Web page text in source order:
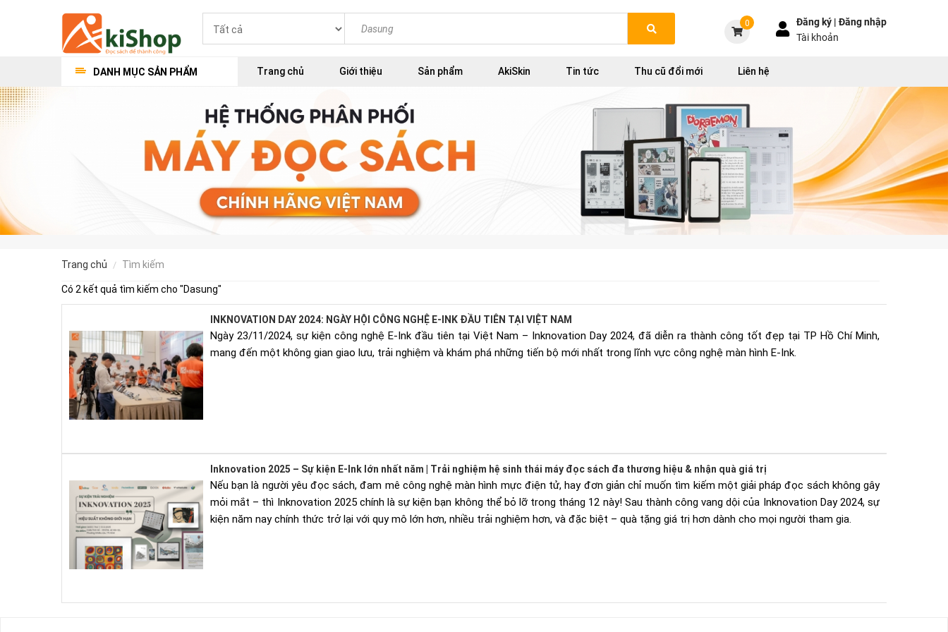
0 Đăng ký |Đăng nhập
Tài khoản
DANH MỤC SẢN PHẨM Trang chủ Giới thiệu Sản phẩm AkiSkin Tin tức Thu cũ đổi mới Liên hệ
trang chủ tìm kiếm
Có 2 kết quả tìm kiếm cho "Dasung"
INKNOVATION DAY 2024: NGÀY HỘI CÔNG NGHỆ E-INK ĐẦU TIÊN TẠI VIỆT NAM
Ngày 23/11/2024, sự kiện công nghệ E-Ink đầu tiên tại Việt Nam – Inknovation Day 2024, đã diễn ra thành công tốt đẹp tại TP Hồ Chí Minh,
mang đến một không gian giao lưu, trải nghiệm và khám phá những tiến bộ mới nhất trong lĩnh vực công nghệ màn hình E-Ink.
Inknovation 2025 – Sự kiện E-Ink lớn nhất năm | Trải nghiệm hệ sinh thái máy đọc sách đa thương hiệu & nhận quà giá trị
Nếu bạn là người yêu đọc sách, đam mê công nghệ màn hình mực điện tử, hay đơn giản chỉ muốn tìm kiếm một giải pháp đọc sách không gây
mỏi mắt – thì Inknovation 2025 chính là sự kiện bạn không thể bỏ lỡ trong tháng 12 này! Sau thành công vang dội của Inknovation Day 2024, sự
kiện năm nay chính thức trở lại với quy mô lớn hơn, nhiều trải nghiệm hơn, và đặc biệt – quà tặng giá trị hơn dành cho mọi người tham gia.